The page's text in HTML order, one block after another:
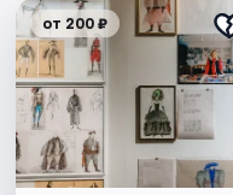
от 200 ₽